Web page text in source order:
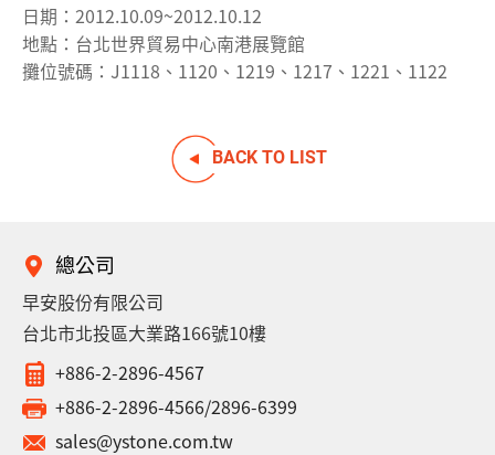
日期：2012.10.09~2012.10.12
地點：台北世界貿易中心南港展覽館
攤位號碼：J1118、1120、1219、1217、1221、1122
BACK TO LIST
總公司
早安股份有限公司
台北市北投區大業路166號10樓
+886-2-2896-4567
+886-2-2896-4566/2896-6399
sales@ystone.com.tw